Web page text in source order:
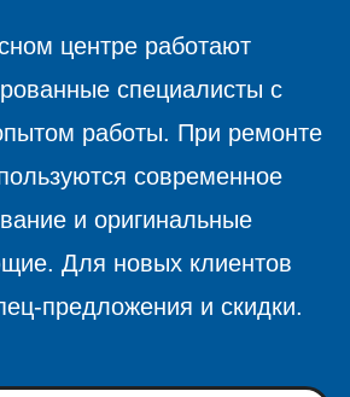
центре работают
специалисты с
работы. При ремонте
современное
и оригинальные
Для новых клиентов
предложения и скидки.